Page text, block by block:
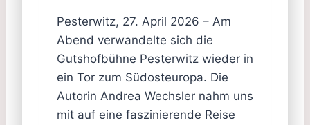
Pesterwitz, 27. April 2026 – Am
Abend verwandelte sich die
Gutshofbühne Pesterwitz wieder in
ein Tor zum Südosteuropa. Die
Autorin Andrea Wechsler nahm uns
mit auf eine faszinierende Reise